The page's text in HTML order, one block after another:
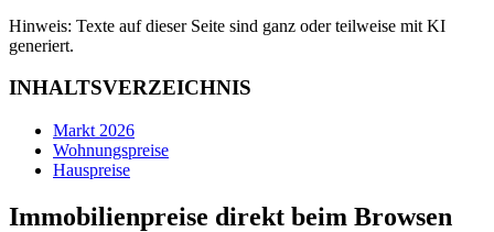
Hinweis: Texte auf dieser Seite sind ganz oder teilweise mit KI
generiert.
INHALTSVERZEICHNIS
Markt 2026
Wohnungspreise
Hauspreise
Immobilienpreise direkt beim Browsen